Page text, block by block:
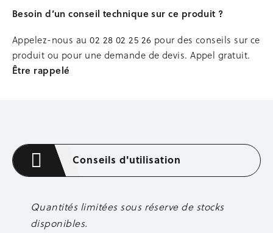
Bennes passe-porte
Bacs à mortier
Stations, podiums de lavage
Occasion bennes
MANUTENTION
Plateformes, tables élévatrices
COFFRAGE MÉTALLIQUE
Axes de fixation
Boulons et écrous
Besoin d’un conseil technique sur ce produit ?
Appelez-nous au02 28 02 25 26 pour des conseils sur ce
produit ou pour une demande de devis. Appel gratuit.
Être rappelé
Conseils d'utilisation
Quantités limitées sous réserve de stocks
disponibles.